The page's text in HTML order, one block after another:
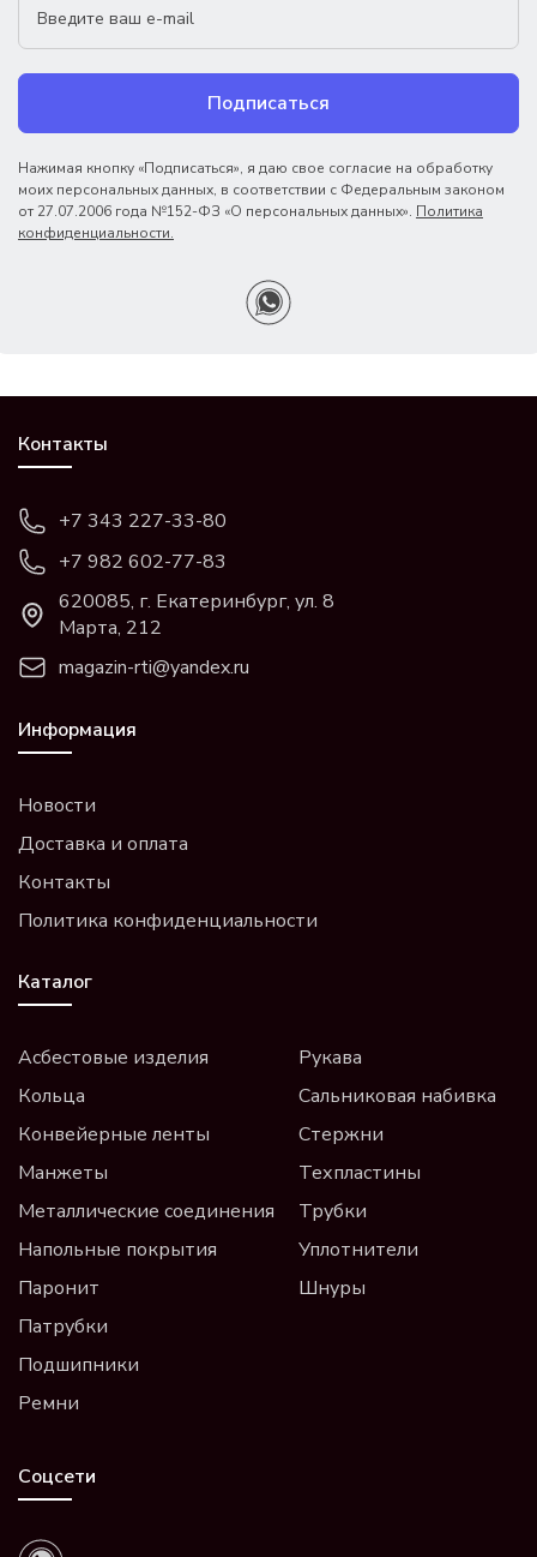
Подписаться
Нажимая кнопку «Подписаться», я даю свое согласие на обработку
моих персональных данных, в соответствии с Федеральным законом
от 27.07.2006 года №152-ФЗ «О персональных данных». Политика
конфиденциальности.
Контакты
+7 343 227-33-80
+7 982 602-77-83
620085, г. Екатеринбург, ул. 8
Марта, 212
magazin-rti@yandex.ru
Информация
Новости
Доставка и оплата
Контакты
Политика конфиденциальности
Каталог
Асбестовые изделия
Кольца
Конвейерные ленты
Манжеты
Металлические соединения
Напольные покрытия
Паронит
Патрубки
Подшипники
Ремни
Рукава
Сальниковая набивка
Стержни
Техпластины
Трубки
Уплотнители
Шнуры
Соцсети